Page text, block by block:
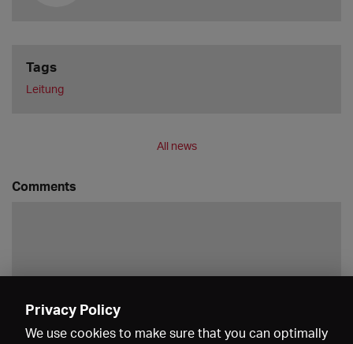
Tags
Leitung
All news
Comments
Privacy Policy
We use cookies to make sure that you can optimally